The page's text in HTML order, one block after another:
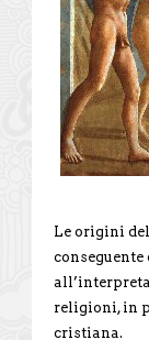
Le origini
religioni, in
cristiana.